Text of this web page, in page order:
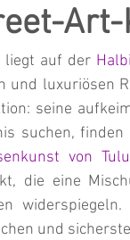
liegt auf der
und luxuriösen
seine
von
die eine
und